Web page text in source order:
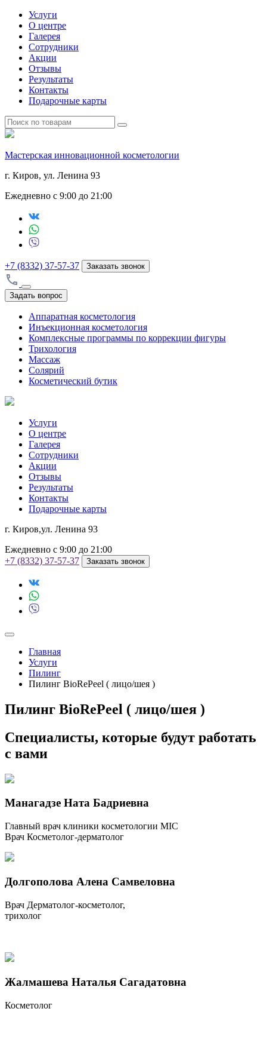
Услуги
О центре
Галерея
Сотрудники
Акции
Отзывы
Результаты
Контакты
Подарочные карты
Мастерская инновационной косметологии
г. Киров, ул. Ленина 93
Ежедневно с 9:00 до 21:00
+7 (8332) 37-57-37 Заказать звонок
Задать вопрос
Аппаратная косметология
Инъекционная косметология
Комплексные программы по коррекции фигуры
Трихология
Массаж
Солярий
Косметический бутик
Услуги
О центре
Галерея
Сотрудники
Акции
Отзывы
Результаты
Контакты
Подарочные карты
г. Киров,ул. Ленина 93
Ежедневно с 9:00 до 21:00
+7 (8332) 37-57-37
Заказать звонок
Главная
Услуги
Пилинг
Пилинг BioRePeel ( лицо/шея )
Пилинг BioRePeel ( лицо/шея )
Специалисты, которые будут работать
с вами
Манагадзе Ната Бадриевна
Главный врач клиники косметологии MIC
Врач Косметолог-дерматолог
Долгополова Алена Самвеловна
Врач Дерматолог-косметолог,
трихолог
Жалмашева Наталья Сагадатовна
Косметолог